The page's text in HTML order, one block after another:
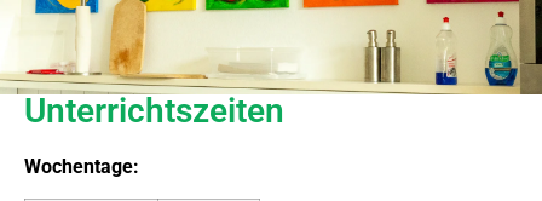
Unterrichtszeiten
Wochentage: